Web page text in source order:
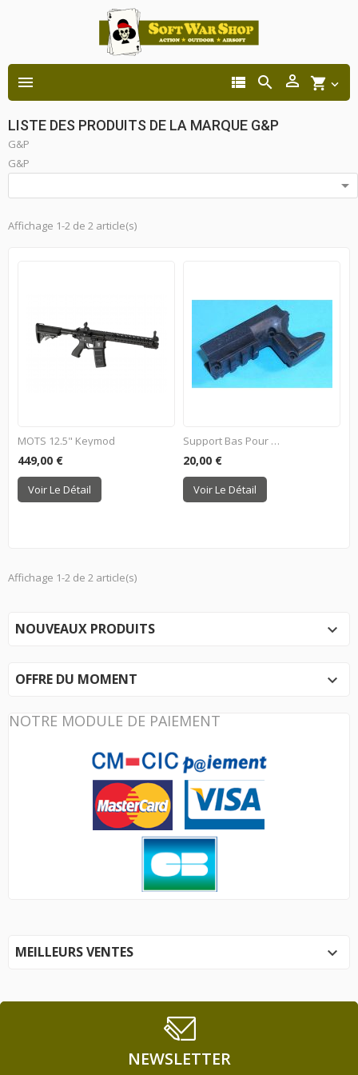
 shopping_cart 



LISTE DES PRODUITS DE LA MARQUE G&P
G&P
G&P

Affichage 1-2 de 2 article(s)
MOTS 12.5" Keymod
449,00 €
Voir Le Détail
Support Bas Pour HI-CAPA...
20,00 €
Voir Le Détail
Affichage 1-2 de 2 article(s)
NOUVEAUX PRODUITS 
OFFRE DU MOMENT 
NOTRE MODULE DE PAIEMENT
MEILLEURS VENTES 
NEWSLETTER